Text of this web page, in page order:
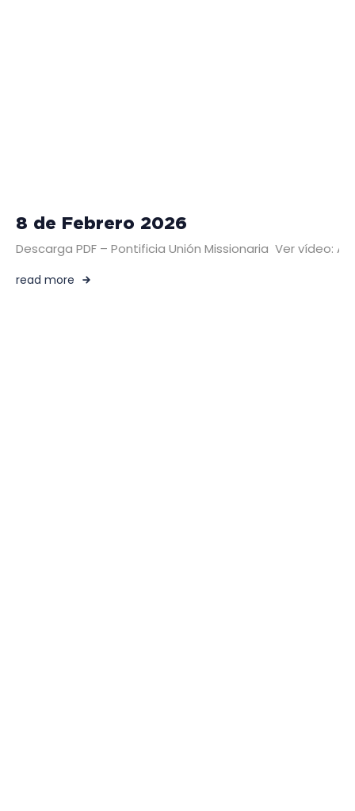
8 de Febrero 2026
Descarga PDF – Pontificia Unión Missionaria Ver vídeo:
read more